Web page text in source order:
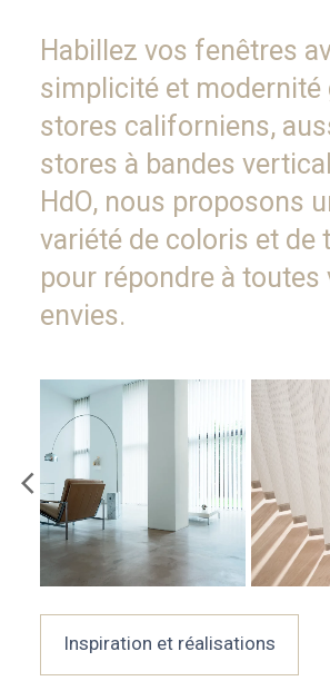
Habillez vos fenêtres
simplicité et modernité
stores californiens,
stores à bandes
HdO, nous proposons
variété de coloris et de
pour répondre à toutes
envies.
Inspiration et réalisations